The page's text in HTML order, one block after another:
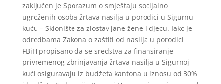
zaključen je Sporazum o smještaju socijalno
ugroženih osoba žrtava nasilja u porodici u Sigurnu
kuću – Sklonište za zlostavljane žene i djecu. Iako je
odredbama Zakona o zaštiti od nasilja u porodici
FBiH propisano da se sredstva za finansiranje
privremenog zbrinjavanja žrtava nasilja u Sigurnoj
kući osiguravaju iz budžeta kantona u iznosu od 30%